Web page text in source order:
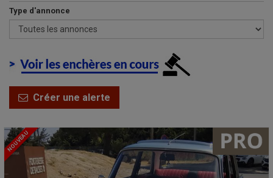
Type d'annonce
Créer une alerte
NOUVEAU